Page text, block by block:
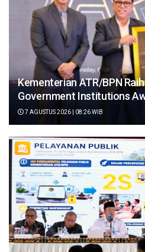
Kementerian ATR/BPN
Government Institutions
7 AGUSTUS 2026 | 08:26 WIB